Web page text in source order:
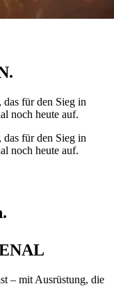
für den Sieg in
noch heute auf.
für den Sieg in
noch heute auf.
– mit Ausrüstung, die